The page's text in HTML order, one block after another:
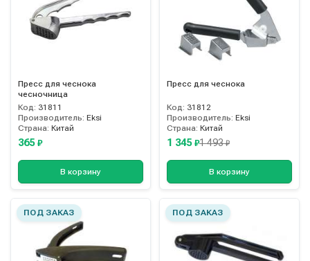
Пресс для чеснока
чесночница
Код: 31811
Производитель: Eksi
Страна: Китай
365 ₽
В корзину
Пресс для чеснока
Код: 31812
Производитель: Eksi
Страна: Китай
1 345 ₽1 493₽
В корзину
ПОД ЗАКАЗ ПОД ЗАКАЗ